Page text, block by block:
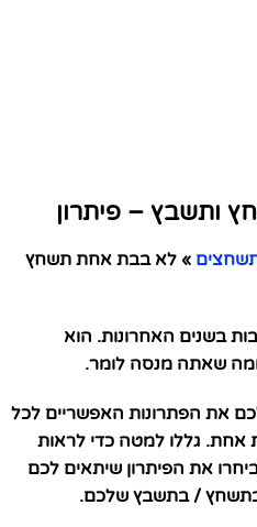
ותשבץ – פיתרון
» לא בבת אחת תשחץ
בשנים האחרונות. הוא
שאתה מנסה לומר.
את הפתרונות האפשריים לכל
גללו למטה כדי לראות
את הפיתרון שיתאים לכם
בתשחץ / בתשבץ שלכם.